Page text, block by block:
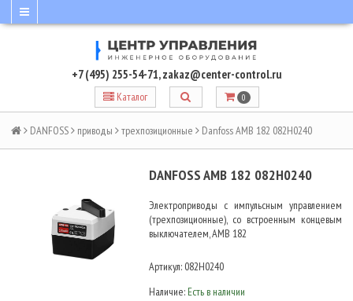
+7 (495) 255-54-71,zakaz@center-control.ru
Каталог 0
DANFOSS приводы трехпозиционные Danfoss AMB 182 082H0240
DANFOSS AMB 182 082H0240
Электроприводы с импульсным управлением
(трехпозиционные), со встроенным концевым
выключателем, AMB 182
Артикул: 082H0240
Наличие: Есть в наличии